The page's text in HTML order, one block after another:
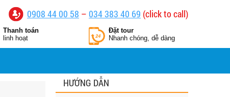
0908 44 00 58 – 034 383 40 69 (click to call)
Thanh toán
linh hoạt
Đặt tour
Nhanh chóng, dễ dàng
HƯỚNG DẪN